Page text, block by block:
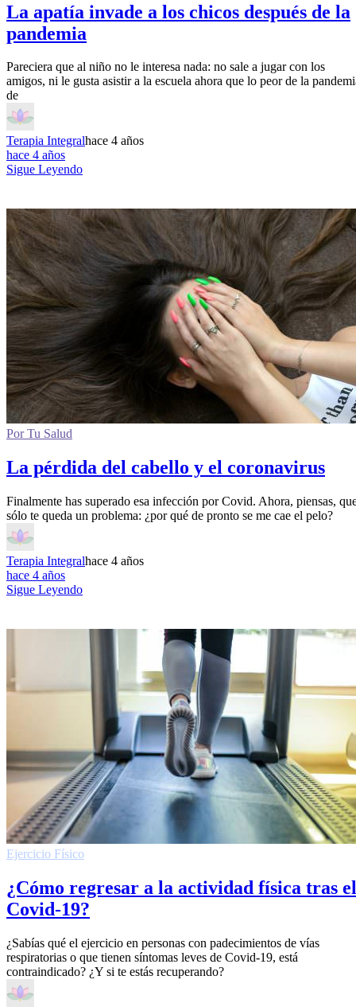
La apatía invade a los chicos después de la
pandemia
Pareciera que al niño no le interesa nada: no sale a jugar con los
amigos, ni le gusta asistir a la escuela ahora que lo peor de la
de
Terapia Integralhace 4 años
hace 4 años
Sigue Leyendo
Por Tu Salud
La pérdida del cabello y el coronavirus
Finalmente has superado esa infección por Covid. Ahora, piensas,
sólo te queda un problema: ¿por qué de pronto se me cae el pelo?
Terapia Integralhace 4 años
hace 4 años
Sigue Leyendo
Ejercicio Fí­sico
¿Cómo regresar a la actividad física tras el
Covid-19?
¿Sabías qué el ejercicio en personas con padecimientos de vías
respiratorias o que tienen síntomas leves de Covid-19, está
contraindicado? ¿Y si te estás recuperando?